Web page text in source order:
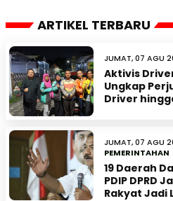
ARTIKEL TERBARU
JUMAT, 07 AGU
Aktivis
Ungkap
Driver
JUMAT, 07 AGU
PEMERINTAHAN
19 Daerah
PDIP DPRD
Rakyat Jadi